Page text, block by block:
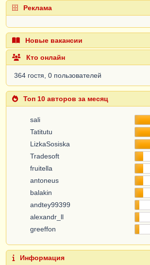
Реклама
Новые вакансии
Кто онлайн
364 гостя, 0 пользователей
Топ 10 авторов за месяц
sali
Tatitutu
LizkaSosiska
Tradesoft
fruitella
antoneus
balakin
andtey99399
alexandr_ll
greeffon
Информация